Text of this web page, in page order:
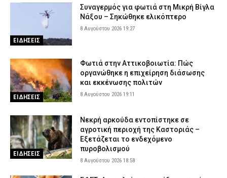
ΕΙΔΗΣΕΙΣ
Συναγερμός για φωτιά στη Μικρή Βίγλα
Νάξου – Σηκώθηκε ελικόπτερο
8 Αυγούστου 2026 19:27
ΕΙΔΗΣΕΙΣ
Φωτιά στην Αττικοβοιωτία: Πώς
οργανώθηκε η επιχείρηση διάσωσης
και εκκένωσης πολιτών
8 Αυγούστου 2026 19:11
ΕΙΔΗΣΕΙΣ
Νεκρή αρκούδα εντοπίστηκε σε
αγροτική περιοχή της Καστοριάς –
Εξετάζεται το ενδεχόμενο
πυροβολισμού
8 Αυγούστου 2026 18:58